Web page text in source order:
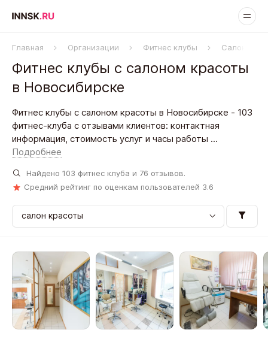
Главная Организации Фитнес клубы Салон
Фитнес клубы с салоном красоты
в Новосибирске
Фитнес клубы с салоном красоты в Новосибирске - 103
фитнес-клуба с отзывами клиентов: контактная
информация, стоимость услуг и часы работы ...
Подробнее
Найдено 103 фитнес клуба и 76 отзывов.
Средний рейтинг по оценкам пользователей 3.6